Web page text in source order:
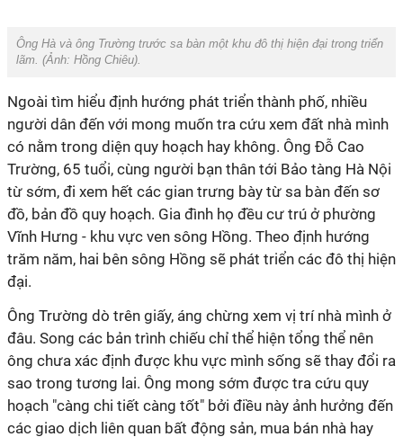
Ông Hà và ông Trường trước sa bàn một khu đô thị hiện đại trong triển
lãm. (Ảnh: Hồng Chiêu).
Ngoài tìm hiểu định hướng phát triển thành phố, nhiều
người dân đến với mong muốn tra cứu xem đất nhà mình
có nằm trong diện quy hoạch hay không. Ông Đỗ Cao
Trường, 65 tuổi, cùng người bạn thân tới Bảo tàng Hà Nội
từ sớm, đi xem hết các gian trưng bày từ sa bàn đến sơ
đồ, bản đồ quy hoạch. Gia đình họ đều cư trú ở phường
Vĩnh Hưng - khu vực ven sông Hồng. Theo định hướng
trăm năm, hai bên sông Hồng sẽ phát triển các đô thị hiện
đại.
Ông Trường dò trên giấy, áng chừng xem vị trí nhà mình ở
đâu. Song các bản trình chiếu chỉ thể hiện tổng thể nên
ông chưa xác định được khu vực mình sống sẽ thay đổi ra
sao trong tương lai. Ông mong sớm được tra cứu quy
hoạch "càng chi tiết càng tốt" bởi điều này ảnh hưởng đến
các giao dịch liên quan bất động sản, mua bán nhà hay